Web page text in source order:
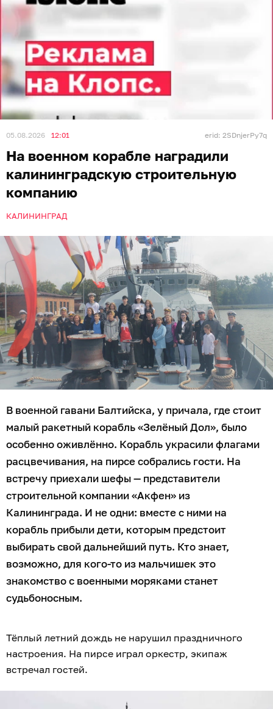
05.08.2026 12:01 erid: 2SDnjerPy7q
На военном корабле наградили
калининградскую строительную
компанию
КАЛИНИНГРАД
В военной гавани Балтийска, у причала, где стоит
малый ракетный корабль «Зелёный Дол», было
особенно оживлённо. Корабль украсили флагами
расцвечивания, на пирсе собрались гости. На
встречу приехали шефы — представители
строительной компании «Акфен» из
Калининграда. И не одни: вместе с ними на
корабль прибыли дети, которым предстоит
выбирать свой дальнейший путь. Кто знает,
возможно, для кого-то из мальчишек это
знакомство с военными моряками станет
судьбоносным.
Тёплый летний дождь не нарушил праздничного
настроения. На пирсе играл оркестр, экипаж
встречал гостей.